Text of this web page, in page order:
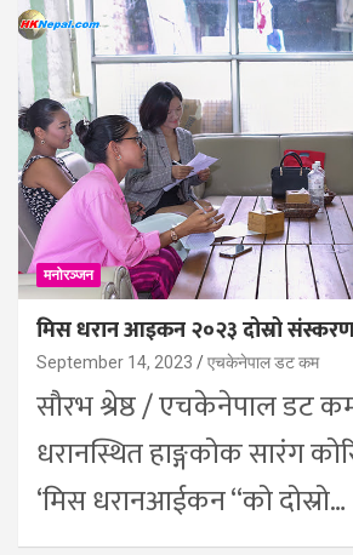
मनोरञ्जन
मिस धरान आइकन २०२३ दोस्रो
September 14, 2023 एचकेनेपाल डट कम
सौरभ श्रेष्ठ / एचकेनेपाल डट
धरानस्थित हाङ्गकोक सारंग
‘मिस धरानआईकन “को दोस्रो…